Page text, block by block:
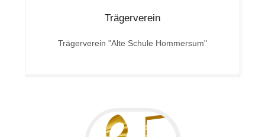
Trägerverein
Trägerverein "Alte Schule Hommersum"